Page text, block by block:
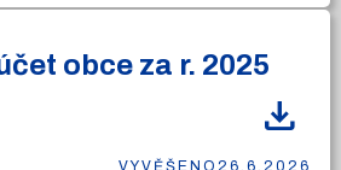
obce za r. 2025
download
VYVĚŠENO 26.6.2026